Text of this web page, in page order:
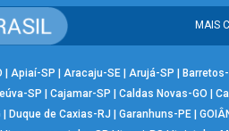
MAIS
| Apiaí-SP | Aracaju-SE| Arujá-SP |
SP | Cajamar-SP | Caldas Novas-GO |
| Duque de Caxias-RJ | Garanhuns-PE |